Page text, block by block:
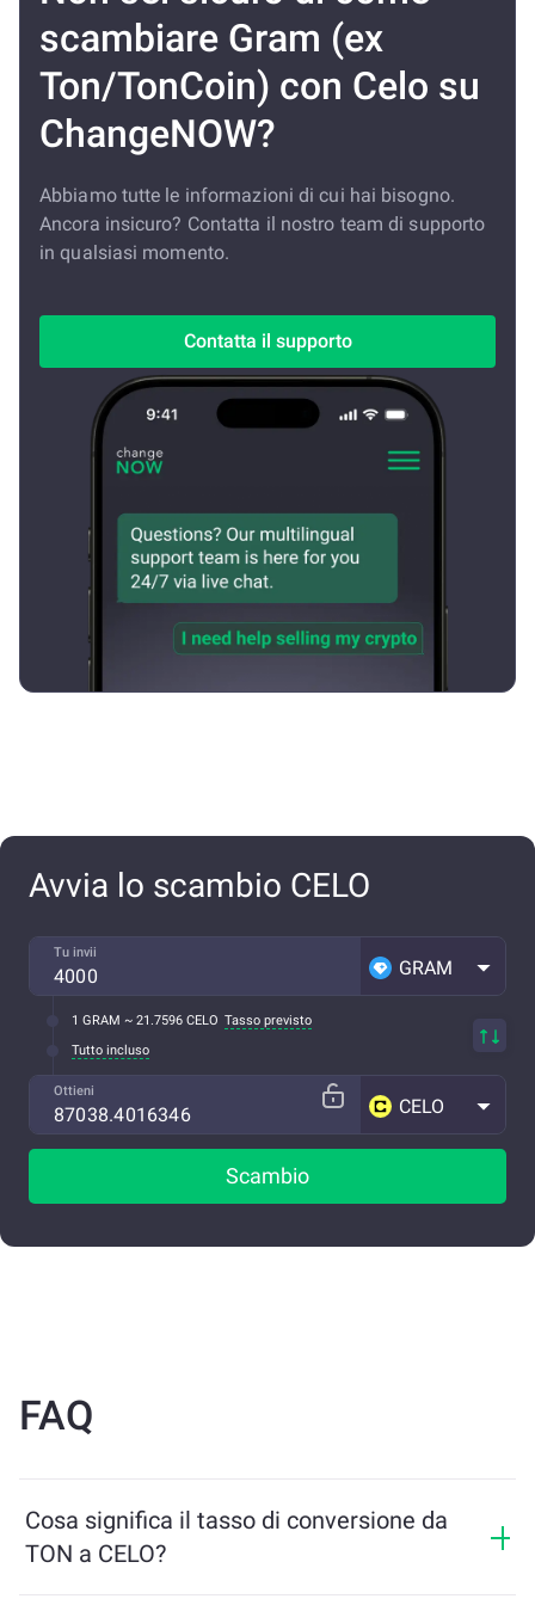
scambiare Gram (ex
Ton/TonCoin) con Celo su
ChangeNOW?
Abbiamo tutte le informazioni di cui hai bisogno.
Ancora insicuro? Contatta il nostro team di supporto
in qualsiasi momento.
Contatta il supporto
Avvia lo scambio CELO
Tu invii
GRAM
1 GRAM ~ 21.7596 CELO Tasso previsto
Tutto incluso
Ottieni
CELO
Scambio
FAQ
Cosa significa il tasso di conversione da
TON a CELO?